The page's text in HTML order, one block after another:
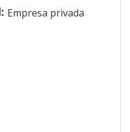
Empresa privada